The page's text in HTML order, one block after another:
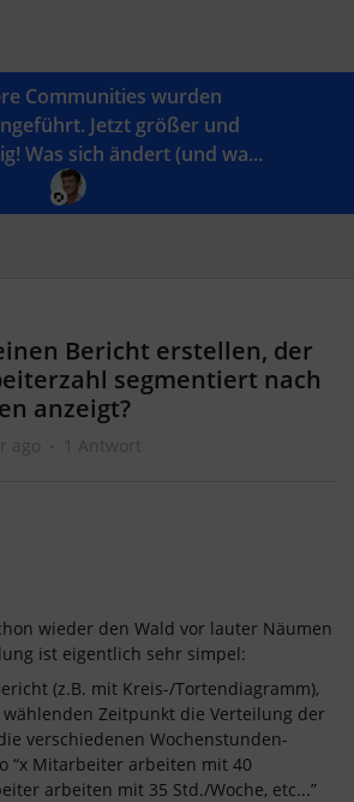
Communities wurden
Jetzt größer und
Was sich ändert (und wa...
Bericht erstellen, der
segmentiert nach
anzeigt?
ago 1 Antwort
wieder den Wald vor lauter Näumen
ist eigentlich sehr simpel:
(z.B. mit Kreis-/Tortendiagramm),
Zeitpunkt die Verteilung der
verschiedenen Wochenstunden-
“x Mitarbeiter arbeiten mit 40
arbeiten mit 35 Std./Woche, etc...”